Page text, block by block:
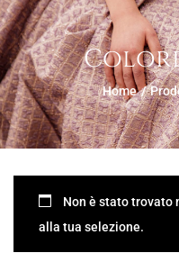
Home /
Non è stato trovato
alla tua selezione.